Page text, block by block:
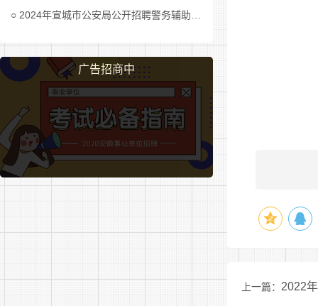
2024年宣城市公安局公开招聘警务辅助人员公告
广告招商中
上一篇： 2022